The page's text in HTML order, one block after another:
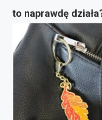
to naprawdę